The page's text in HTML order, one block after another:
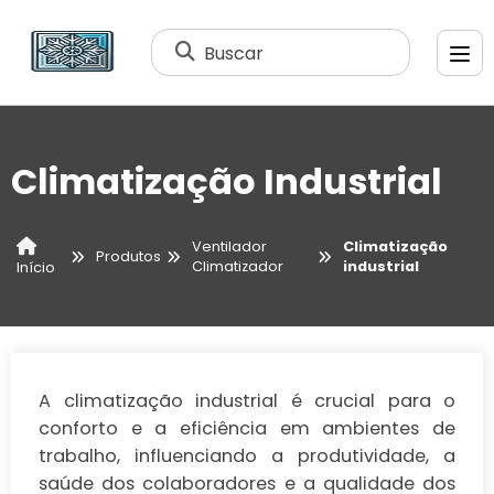
Buscar
Climatização Industrial
Início
Produtos
Ventilador
Climatizador
Climatização
industrial
A climatização industrial é crucial para o
conforto e a eficiência em ambientes de
trabalho, influenciando a produtividade, a
saúde dos colaboradores e a qualidade dos